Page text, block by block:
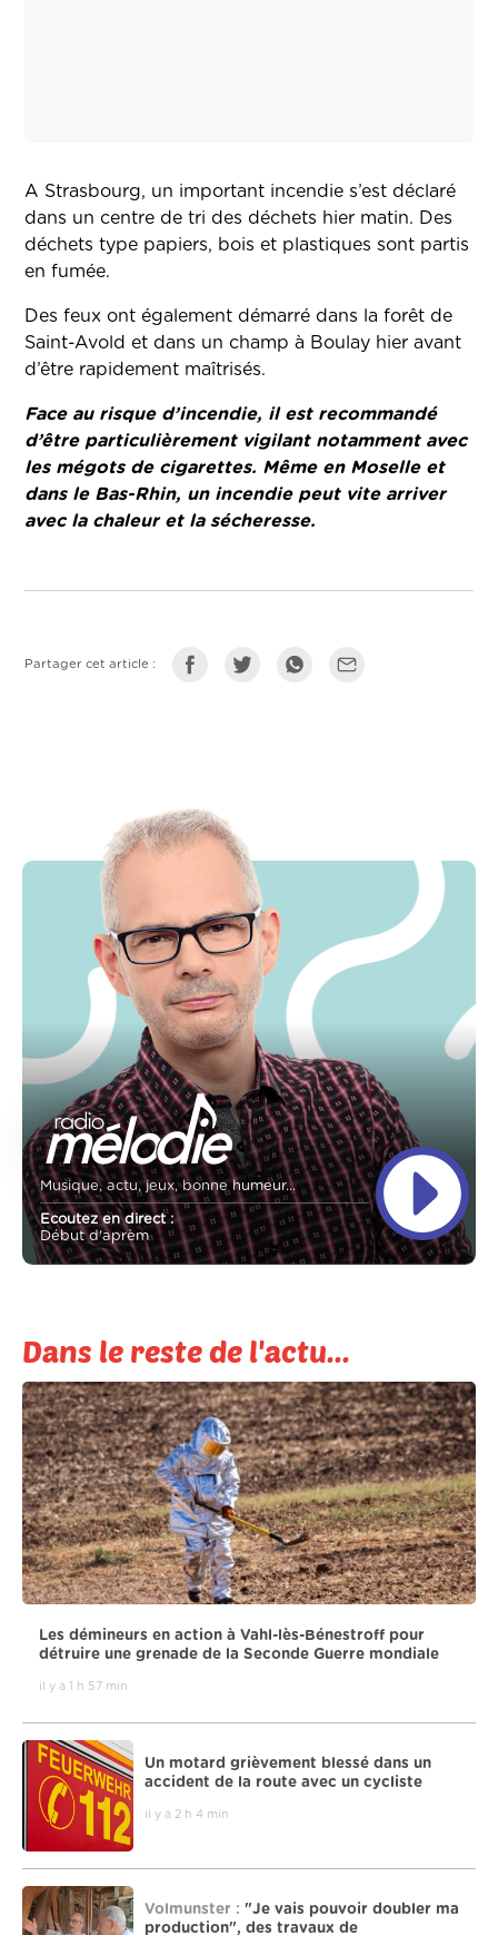
A Strasbourg, un important incendie s’est déclaré
dans un centre de tri des déchets hier matin. Des
déchets type papiers, bois et plastiques sont partis
en fumée.
Des feux ont également démarré dans la forêt de
Saint-Avold et dans un champ à Boulay hier avant
d’être rapidement maîtrisés.
Face au risque d’incendie, il est recommandé
d’être particulièrement vigilant notamment avec
les mégots de cigarettes. Même en Moselle et
dans le Bas-Rhin, un incendie peut vite arriver
avec la chaleur et la sécheresse.
Partager cet article :
Musique, actu, jeux, bonne humeur...
Ecoutez en direct :
Début d'aprèm
Dans le reste de l'actu...
Les démineurs en action à Vahl-lès-Bénestroff pour
détruire une grenade de la Seconde Guerre mondiale
il y a 1 h 57 min
Un motard grièvement blessé dans un
accident de la route avec un cycliste
il y a 2 h 4 min
Volmunster : "Je vais pouvoir doubler ma
production", des travaux de